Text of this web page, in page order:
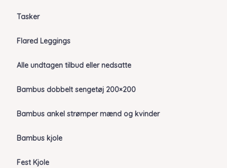
Tasker
Flared Leggings
Alle undtagen tilbud eller nedsatte
Bambus dobbelt sengetøj 200×200
Bambus ankel strømper mænd og kvinder
Bambus kjole
Fest Kjole